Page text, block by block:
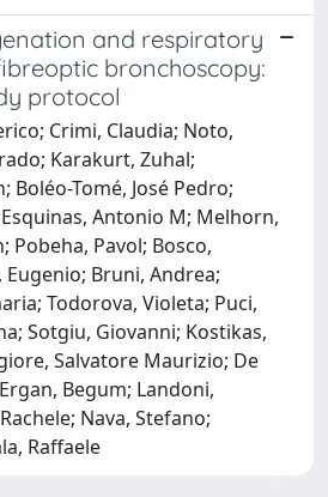
and respiratory
bronchoscopy:
protocol
Crimi, Claudia; Noto,
Karakurt, Zuhal;
Boléo-Tomé, José Pedro;
Antonio M; Melhorn,
Pobeha, Pavol; Bosco,
Bruni, Andrea;
Todorova, Violeta; Puci,
Sotgiu, Giovanni; Kostikas,
Salvatore Maurizio; De
Begum; Landoni,
Nava, Stefano;
Raffaele